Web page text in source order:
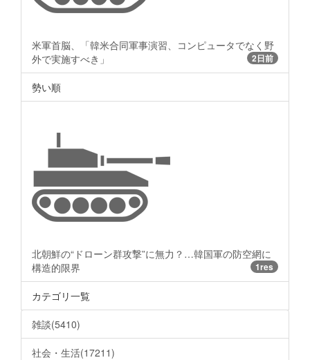
米軍首脳、「韓米合同軍事演習、コンピュータでなく野
外で実施すべき」
2日前
勢い順
北朝鮮の“ドローン群攻撃”に無力？…韓国軍の防空網に
構造的限界
1res
カテゴリ一覧
雑談(5410)
社会・生活(17211)